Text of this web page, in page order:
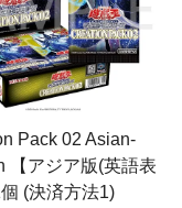
ク ファントム・
ました！
ック メガブレイ
た！
ーム・オブ・ディ
！
(DOOD)
Pack 02 Asian-
【アジア版(英語表
(決済方法1)